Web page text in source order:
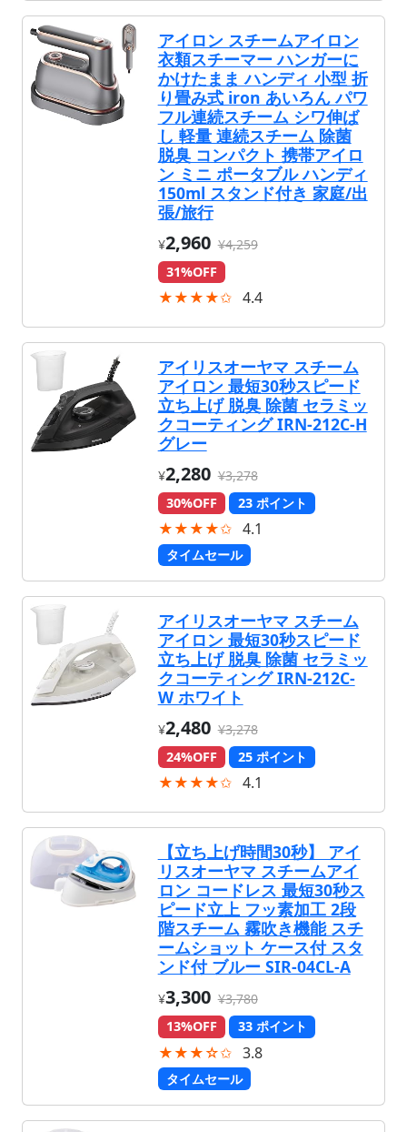
アイロン スチームアイロン
衣類スチーマー ハンガーに
かけたまま ハンディ 小型 折
り畳み式 iron あいろん パワ
フル連続スチーム シワ伸ば
し 軽量 連続スチーム 除菌
脱臭 コンパクト 携帯アイロ
ン ミニ ポータブル ハンディ
150ml スタンド付き 家庭/出
張/旅行
¥2,960 ¥4,259
31%OFF
★★★★✩ 4.4
アイリスオーヤマ スチーム
アイロン 最短30秒スピード
立ち上げ 脱臭 除菌 セラミッ
クコーティング IRN-212C-H
グレー
¥2,280 ¥3,278
30%OFF
23 ポイント
★★★★✩ 4.1
タイムセール
アイリスオーヤマ スチーム
アイロン 最短30秒スピード
立ち上げ 脱臭 除菌 セラミッ
クコーティング IRN-212C-
W ホワイト
¥2,480 ¥3,278
24%OFF
25 ポイント
★★★★✩ 4.1
【立ち上げ時間30秒】 アイ
リスオーヤマ スチームアイ
ロン コードレス 最短30秒ス
ピード立上 フッ素加工 2段
階スチーム 霧吹き機能 スチ
ームショット ケース付 スタ
ンド付 ブルー SIR-04CL-A
¥3,300 ¥3,780
13%OFF
33 ポイント
★★★☆✩ 3.8
タイムセール